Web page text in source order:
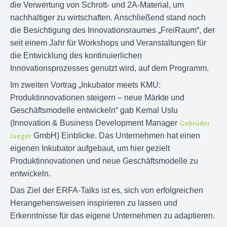
die Verwertung von Schrott- und 2A-Material, um
nachhaltiger zu wirtschaften. Anschließend stand noch
die Besichtigung des Innovationsraumes „FreiRaum“, der
seit einem Jahr für Workshops und Veranstaltungen für
die Entwicklung des kontinuierlichen
Innovationsprozesses genutzt wird, auf dem Programm.
Im zweiten Vortrag „Inkubator meets KMU:
Produktinnovationen steigern – neue Märkte und
Geschäftsmodelle entwickeln“ gab Kemal Uslu
(Innovation & Business Development Manager Gebrüder
Jaeger GmbH) Einblicke. Das Unternehmen hat einen
eigenen Inkubator aufgebaut, um hier gezielt
Produktinnovationen und neue Geschäftsmodelle zu
entwickeln.
Das Ziel der ERFA-Talks ist es, sich von erfolgreichen
Herangehensweisen inspirieren zu lassen und
Erkenntnisse für das eigene Unternehmen zu adaptieren.